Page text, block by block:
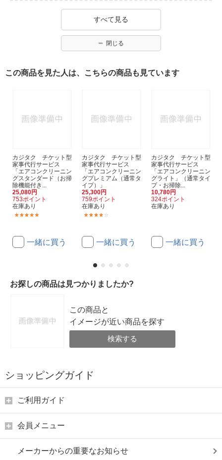
すべて見る
閉じる
この商品を見た人は、こちらの商品も見ています
カジタク チケット型
家事代行サービス
「エアコンクリーニン
グスタンダード（お掃
除機能付き...
25,080円
753ポイント
在庫あり
一緒に買う
カジタク チケット型
家事代行サービス
「エアコンクリーニン
グプレミアム（通常タ
イプ）」
25,300円
759ポイント
在庫あり
一緒に買う
カジタク チケット型
家事代行サービス
「エアコンクリーニン
グライト」（通常タイ
プ・お掃除...
10,780円
324ポイント
在庫あり
一緒に買う
お探しの商品は見つかりましたか?
この商品と
イメージが近い商品を探す
検索する
ショッピングガイド
ご利用ガイド
会員メニュー
メーカーからの重要なお知らせ